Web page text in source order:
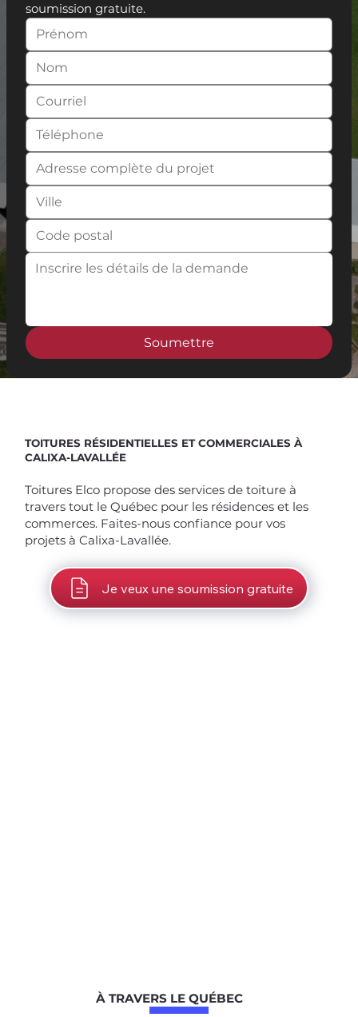
soumission gratuite.
Soumettre
TOITURES RÉSIDENTIELLES ET COMMERCIALES À
CALIXA-LAVALLÉE
Toitures Elco propose des services de toiture à
travers tout le Québec pour les résidences et les
commerces. Faites-nous confiance pour vos
projets à Calixa-Lavallée.
Je veux une soumission gratuite
À TRAVERS LE QUÉBEC